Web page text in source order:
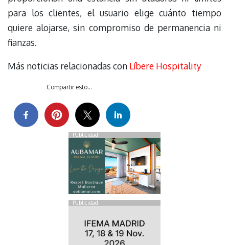
para los clientes, el usuario elige cuánto tiempo
quiere alojarse, sin compromiso de permanencia ni
fianzas.
Más noticias relacionadas con Líbere Hospitality
Compartir esto...
Publicidad
Publicidad